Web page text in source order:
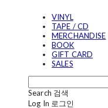
VINYL
TAPE / CD
MERCHANDISE
BOOK
GIFT CARD
SALES
Search 검색
Log In 로그인